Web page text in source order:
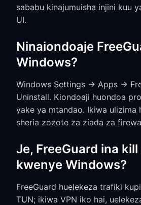
sababu kinajumuisha injini kuu
UI.
Ninaiondoaje
Windows?
Windows Settings → Apps →
Uninstall. Kiondoaji huondoa
yake ya mtandao. Ikiwa ulizima
sheria zozote za ziada za
Je, FreeGuard ina
kwenye Windows?
FreeGuard huelekeza trafiki
TUN; ikiwa VPN iko hai,